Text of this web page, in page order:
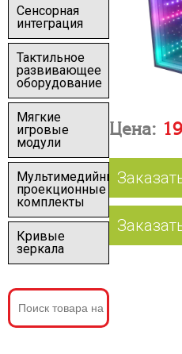
Сенсорная
интеграция
Тактильное
развивающее
оборудование
Мягкие
игровые
модули
Мультимедийные
проекционные
комплекты
Кривые
зеркала
Цена: